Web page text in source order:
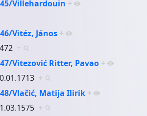
Villehardouin +
Vitéz, János +
+
Vitezović Ritter, Pavao +
+
Vlačić, Matija Ilirik +
+